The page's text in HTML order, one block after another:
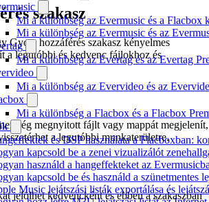
Mi a különbség az Evermusic és a Flacbox
Mi a különbség az Evermusic és az
Mi a különbség az Evertag és az Evertag
Mi a különbség az Evervideo és az
Mi a különbség a Flacbox és a Flacbox
és DSP használata a Flacboxban:
kapcsold be a zenei vizualizálót
használd a hangeffekteket az
kapcsold be és használd a szünetmentes
Music lejátszási listák exportálása és
szakasz
Gyors hozzáférés szakasz kényelmes
a legutóbbi és kedvenc fájlokhoz és
megnyitott fájlt vagy mappát megjelenít,
a legutóbbi munkaterületre.
jelölhet kedvencként és ebben a szakaszban